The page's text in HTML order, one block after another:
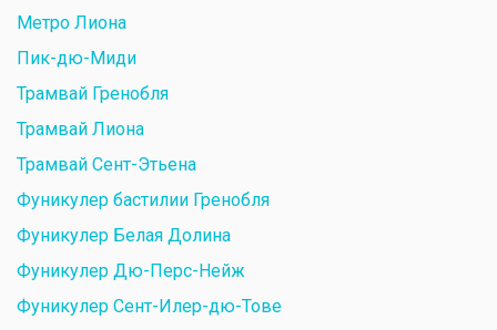
Метро Лиона
Пик-дю-Миди
Трамвай Гренобля
Трамвай Лиона
Трамвай Сент-Этьена
Фуникулер бастилии Гренобля
Фуникулер Белая Долина
Фуникулер Дю-Перс-Нейж
Фуникулер Сент-Илер-дю-Тове